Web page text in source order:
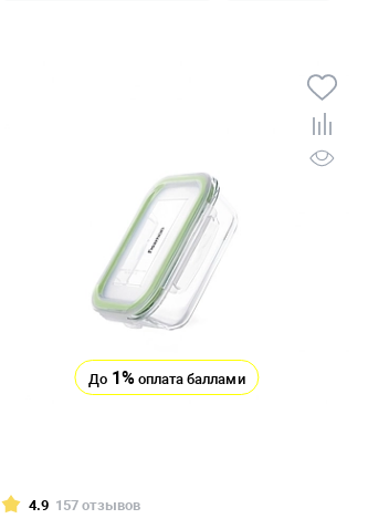
До 1% оплата баллами
4.9 157 отзывов